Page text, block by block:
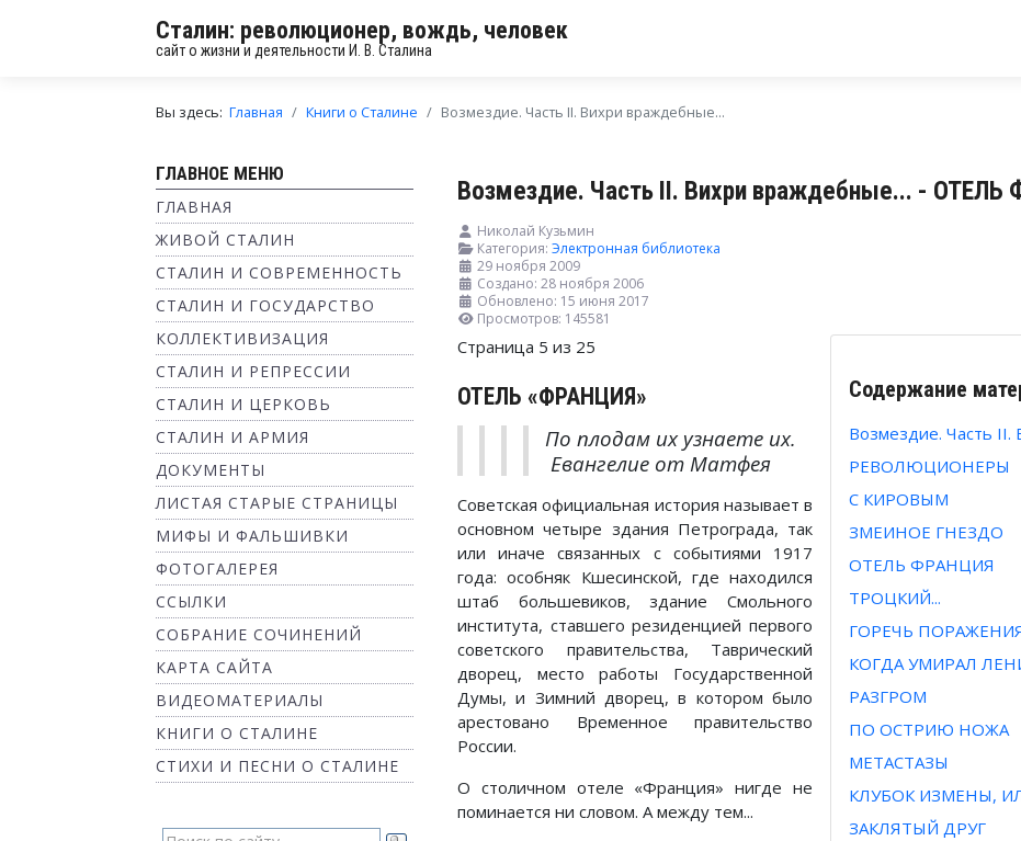
Сталин: революционер, вождь, человек
сайт о жизни и деятельности И. В. Сталина
Вы здесь: Главная Книги о Сталине Возмездие. Часть II. Вихри враждебные...
ГЛАВНОЕ МЕНЮ
ГЛАВНАЯ
ЖИВОЙ СТАЛИН
СТАЛИН И СОВРЕМЕННОСТЬ
СТАЛИН И ГОСУДАРСТВО
КОЛЛЕКТИВИЗАЦИЯ
СТАЛИН И РЕПРЕССИИ
СТАЛИН И ЦЕРКОВЬ
СТАЛИН И АРМИЯ
ДОКУМЕНТЫ
ЛИСТАЯ СТАРЫЕ СТРАНИЦЫ
МИФЫ И ФАЛЬШИВКИ
ФОТОГАЛЕРЕЯ
ССЫЛКИ
СОБРАНИЕ СОЧИНЕНИЙ
КАРТА САЙТА
ВИДЕОМАТЕРИАЛЫ
КНИГИ О СТАЛИНЕ
СТИХИ И ПЕСНИ О СТАЛИНЕ
Возмездие. Часть II. Вихри враждебные... -
Николай Кузьмин
Категория: Электронная библиотека
29 ноября 2009
Создано: 28 ноября 2006
Обновлено: 15 июня 2017
Просмотров: 145581
Содержание
Возмездие. Часть II.
РЕВОЛЮЦИОНЕРЫ
С КИРОВЫМ
ЗМЕИНОЕ ГНЕЗДО
ОТЕЛЬ ФРАНЦИЯ
ТРОЦКИЙ...
ГОРЕЧЬ
КОГДА УМИРАЛ
РАЗГРОМ
ПО ОСТРИЮ НОЖА
МЕТАСТАЗЫ
КЛУБОК ИЗМЕНЫ,
ЗАКЛЯТЫЙ ДРУГ
Страница 5 из 25
ОТЕЛЬ «ФРАНЦИЯ»
По плодам их узнаете их.
Евангелие от Матфея
Советская официальная история называет в
основном четыре здания Петрограда, так
или иначе связанных с событиями 1917
года: особняк Кшесинской, где находился
штаб большевиков, здание Смольного
института, ставшего резиденцией первого
советского правительства, Таврический
дворец, место работы Государственной
Думы, и Зимний дворец, в котором было
арестовано Временное правительство
России.
О столичном отеле «Франция» нигде не
поминается ни словом. А между тем...